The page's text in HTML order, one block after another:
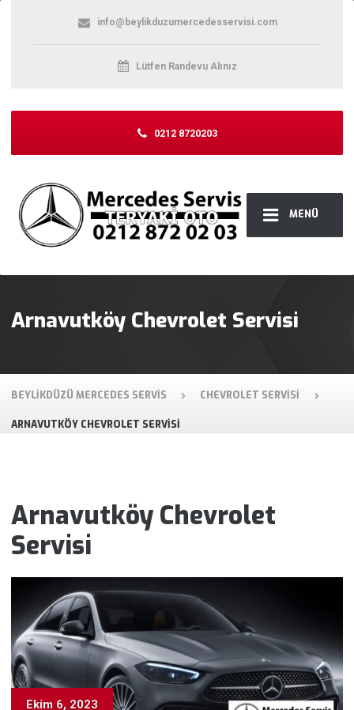
MENÜ
info@beylikduzumercedesservisi.com
Lütfen Randevu Alınız
0212 8720203
Arnavutköy Chevrolet Servisi
BEYLIKDÜZÜ MERCEDES SERVIS CHEVROLET SERVISI
ARNAVUTKÖY CHEVROLET SERVISI
Arnavutköy Chevrolet
Servisi
Ekim 6, 2023